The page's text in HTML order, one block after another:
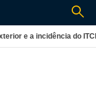
e a incidência do